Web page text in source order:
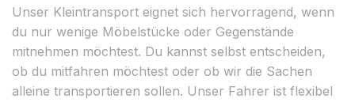
Unser Kleintransport eignet sich hervorragend, wenn
du nur wenige Möbelstücke oder Gegenstände
mitnehmen möchtest. Du kannst selbst entscheiden,
ob du mitfahren möchtest oder ob wir die Sachen
alleine transportieren sollen. Unser Fahrer ist flexibel